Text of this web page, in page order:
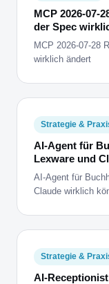
MCP 2026-07-
der Spec
MCP 2026-07-28
wirklich ändert
Strategie &
AI-Agent für
Lexware und
AI-Agent für
Claude wirklich
Strategie &
AI-